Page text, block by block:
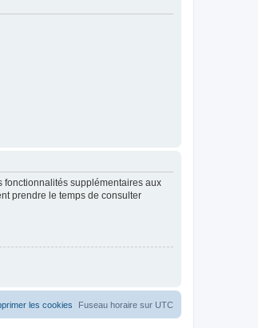
fonctionnalités supplémentaires aux
prendre le temps de consulter
Fuseau horaire sur UTC
les cookies